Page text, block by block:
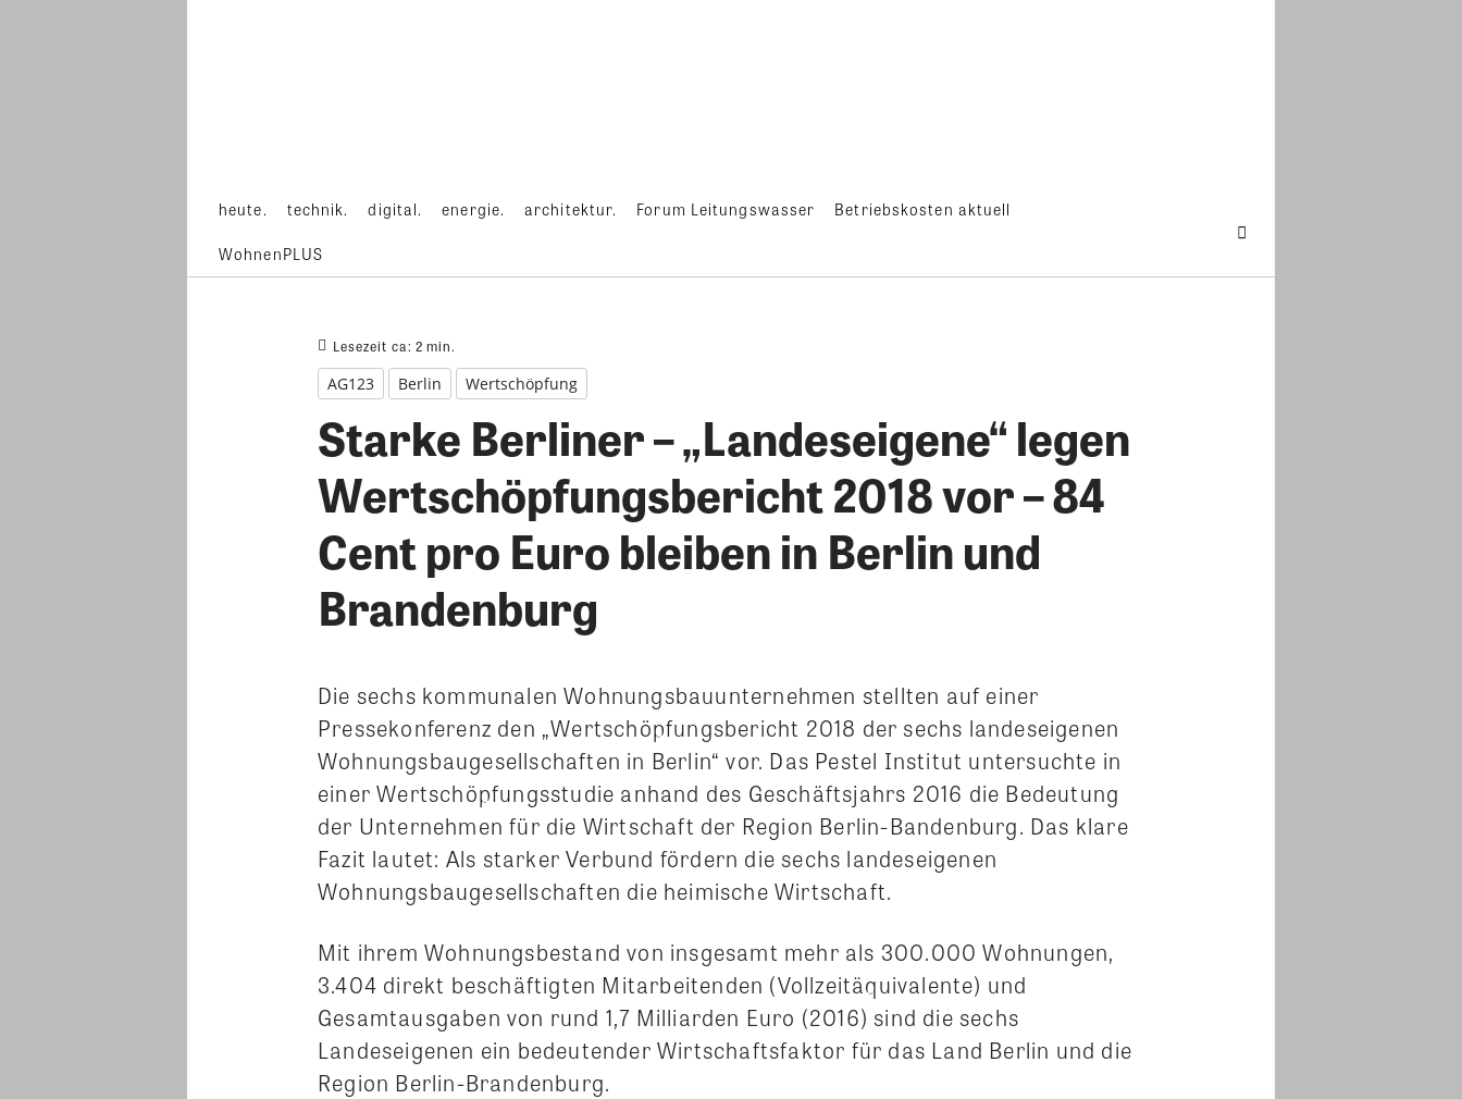
heute. technik. digital. energie. architektur. Forum Leitungswasser Betriebskosten aktuell
WohnenPLUS
Lesezeit ca: 2 min.
AG123 Berlin Wertschöpfung
Starke Berliner – „Landeseigene“ legen
Wertschöpfungsbericht 2018 vor – 84
Cent pro Euro bleiben in Berlin und
Brandenburg
Die sechs kommunalen Wohnungsbauunternehmen stellten auf einer
Pressekonferenz den „Wertschöpfungsbericht 2018 der sechs landeseigenen
Wohnungsbaugesellschaften in Berlin“ vor. Das Pestel Institut untersuchte in
einer Wertschöpfungsstudie anhand des Geschäftsjahrs 2016 die Bedeutung
der Unternehmen für die Wirtschaft der Region Berlin-Bandenburg. Das klare
Fazit lautet: Als starker Verbund fördern die sechs landeseigenen
Wohnungsbaugesellschaften die heimische Wirtschaft.
Mit ihrem Wohnungsbestand von insgesamt mehr als 300.000 Wohnungen,
3.404 direkt beschäftigten Mitarbeitenden (Vollzeitäquivalente) und
Gesamtausgaben von rund 1,7 Milliarden Euro (2016) sind die sechs
Landeseigenen ein bedeutender Wirtschaftsfaktor für das Land Berlin und die
Region Berlin-Brandenburg.